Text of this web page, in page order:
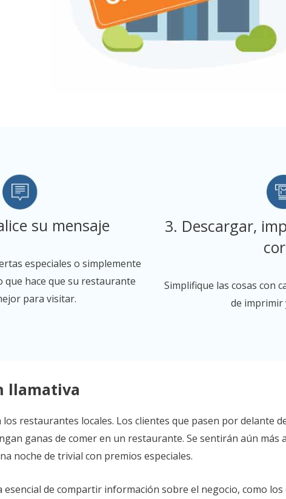
su mensaje
especiales o simplemente
hace que su restaurante
para visitar.
3. Descargar,
Simplifique las cosas con
de imprimir
llamativa
restaurantes locales. Los clientes que pasen por delante
ganas de comer en un restaurante. Se sentirán aún más
noche de trivial con premios especiales.
de compartir información sobre el negocio, como